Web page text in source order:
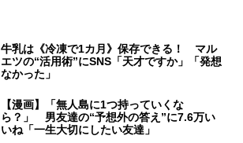
牛乳は《冷凍で1カ月》保存できる！ マル
エツの“活用術”にSNS「天才ですか」「発想
なかった」
【漫画】「無人島に1つ持っていくな
ら？」 男友達の“予想外の答え”に7.6万い
いね「一生大切にしたい友達」